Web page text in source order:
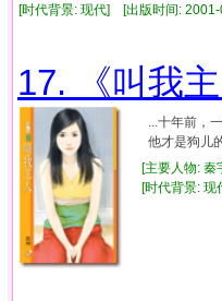
[时代背景: 现代] [出版时间:
17. 《叫我主
...十年前，
他才是狗儿
[主要人物:
[时代背景: